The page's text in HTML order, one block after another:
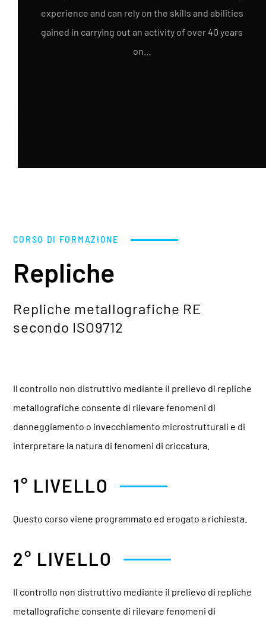
experience and can rely on the skills and abilities
gained in carrying out an activity of over 40 years
on...
CORSO DI FORMAZIONE
Repliche
Repliche metallografiche RE
secondo ISO9712
Il controllo non distruttivo mediante il prelievo di repliche
metallografiche consente di rilevare fenomeni di
danneggiamento o invecchiamento microstrutturali e di
interpretare la natura di fenomeni di criccatura.
1° LIVELLO
Questo corso viene programmato ed erogato a richiesta.
2° LIVELLO
Il controllo non distruttivo mediante il prelievo di repliche
metallografiche consente di rilevare fenomeni di